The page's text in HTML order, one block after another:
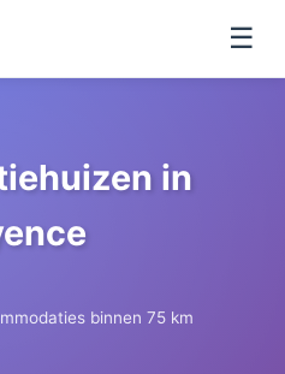
☰
in
binnen 75 km